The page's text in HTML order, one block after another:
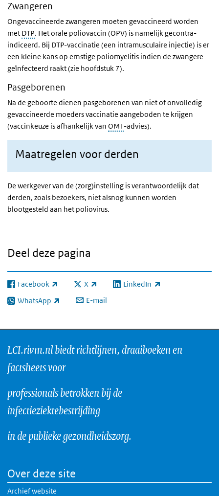
Zwangeren
Ongevaccineerde zwangeren moeten gevaccineerd worden
met DTP. Het orale poliovaccin (OPV) is namelijk gecontra-
indiceerd. Bij DTP-vaccinatie (een intramusculaire injectie) is er
een kleine kans op ernstige poliomyelitis indien de zwangere
geïnfecteerd raakt (zie hoofdstuk 7).
Pasgeborenen
Na de geboorte dienen pasgeborenen van niet of onvolledig
gevaccineerde moeders vaccinatie aangeboden te krijgen
(vaccinkeuze is afhankelijk van OMT-advies).
Maatregelen voor derden
De werkgever van de (zorg)instelling is verantwoordelijk dat
derden, zoals bezoekers, niet alsnog kunnen worden
blootgesteld aan het poliovirus.
Deel deze pagina
Facebook
(externe link) X
(externe link) LinkedIn
(externe link)
WhatsApp
(externe link) E-mail
LCI.rivm.nl biedt richtlijnen, draaiboeken en
factsheets voor
professionals betrokken bij de
infectieziektebestrijding
in de publieke gezondheidszorg.
Over deze site
Archief website